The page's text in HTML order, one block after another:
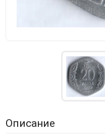
Описание